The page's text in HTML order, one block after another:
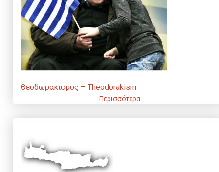
Θεοδωρακισμός – Theodorakism
Περισσότερα